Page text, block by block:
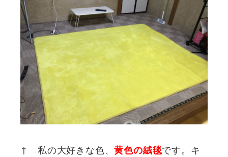
↑ 私の大好きな色、黄色の絨毯です。キ